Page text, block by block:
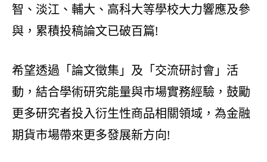
智、淡江、輔大、高科大等學校大力響應及參
與，累積投稿論文已破百篇!
希望透過「論文徵集」及「交流研討會」活
動，結合學術研究能量與市場實務經驗，鼓勵
更多研究者投入衍生性商品相關領域，為金融
期貨市場帶來更多發展新方向!